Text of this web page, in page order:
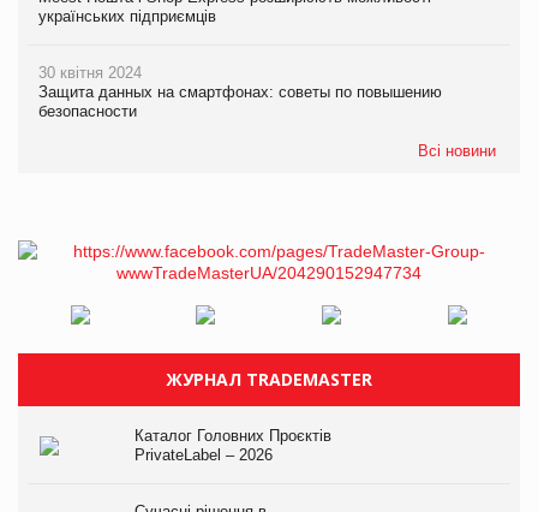
українських підприємців
30 квітня 2024
Защита данных на смартфонах: советы по повышению
безопасности
Всі новини
ЖУРНАЛ TRADEMASTER
Каталог Головних Проєктів
PrivateLabel – 2026